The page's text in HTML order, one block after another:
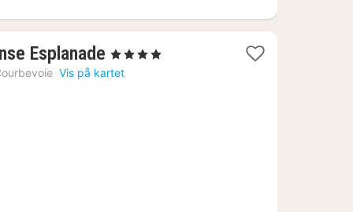
Esplanade 1
natt
, 4 Stjerner
Vis på kartet